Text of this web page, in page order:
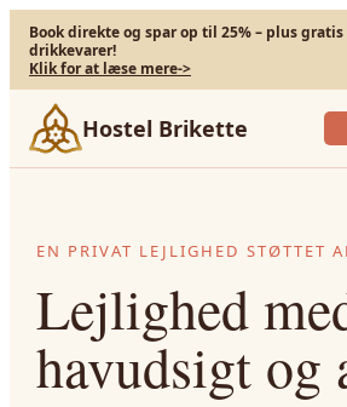
Book direkte og spar op til 25% – plus
drikkevarer!
Klik for at læse mere->
Hostel Brikette
EN PRIVAT LEJLIGHED STØTTET
Lejlighed
havudsigt og